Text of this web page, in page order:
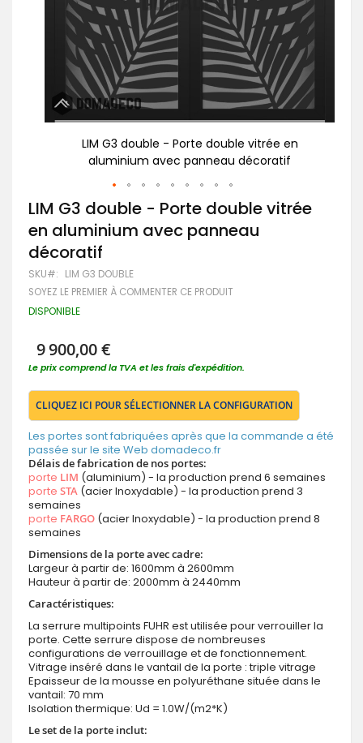
LIM G3 double - Porte double vitrée en
aluminium avec panneau décoratif
Passer
au
début
de
la
Galerie
d’images
LIM G3 double - Porte double vitrée
en aluminium avec panneau
décoratif
SKU LIM G3 DOUBLE
SOYEZ LE PREMIER À COMMENTER CE PRODUIT
DISPONIBLE
9 900,00 €
Le prix comprend la TVA et les frais d'expédition.
CLIQUEZ ICI POUR SÉLECTIONNER LA CONFIGURATION
Les portes sont fabriquées après que la commande a été
passée sur le site Web domadeco.fr
Délais de fabrication de nos portes:
porte LIM (aluminium) - la production prend 6 semaines
porte STA (acier Inoxydable) - la production prend 3
semaines
porte FARGO (acier Inoxydable) - la production prend 8
semaines
Dimensions de la porte avec cadre:
Largeur à partir de: 1600mm à 2600mm
Hauteur à partir de: 2000mm à 2440mm
Caractéristiques:
La serrure multipoints FUHR est utilisée pour verrouiller la
porte. Cette serrure dispose de nombreuses
configurations de verrouillage et de fonctionnement.
Vitrage inséré dans le vantail de la porte : triple vitrage
Epaisseur de la mousse en polyuréthane située dans le
vantail: 70 mm
Isolation thermique: Ud = 1.0W/(m2*K)
Le set de la porte inclut: